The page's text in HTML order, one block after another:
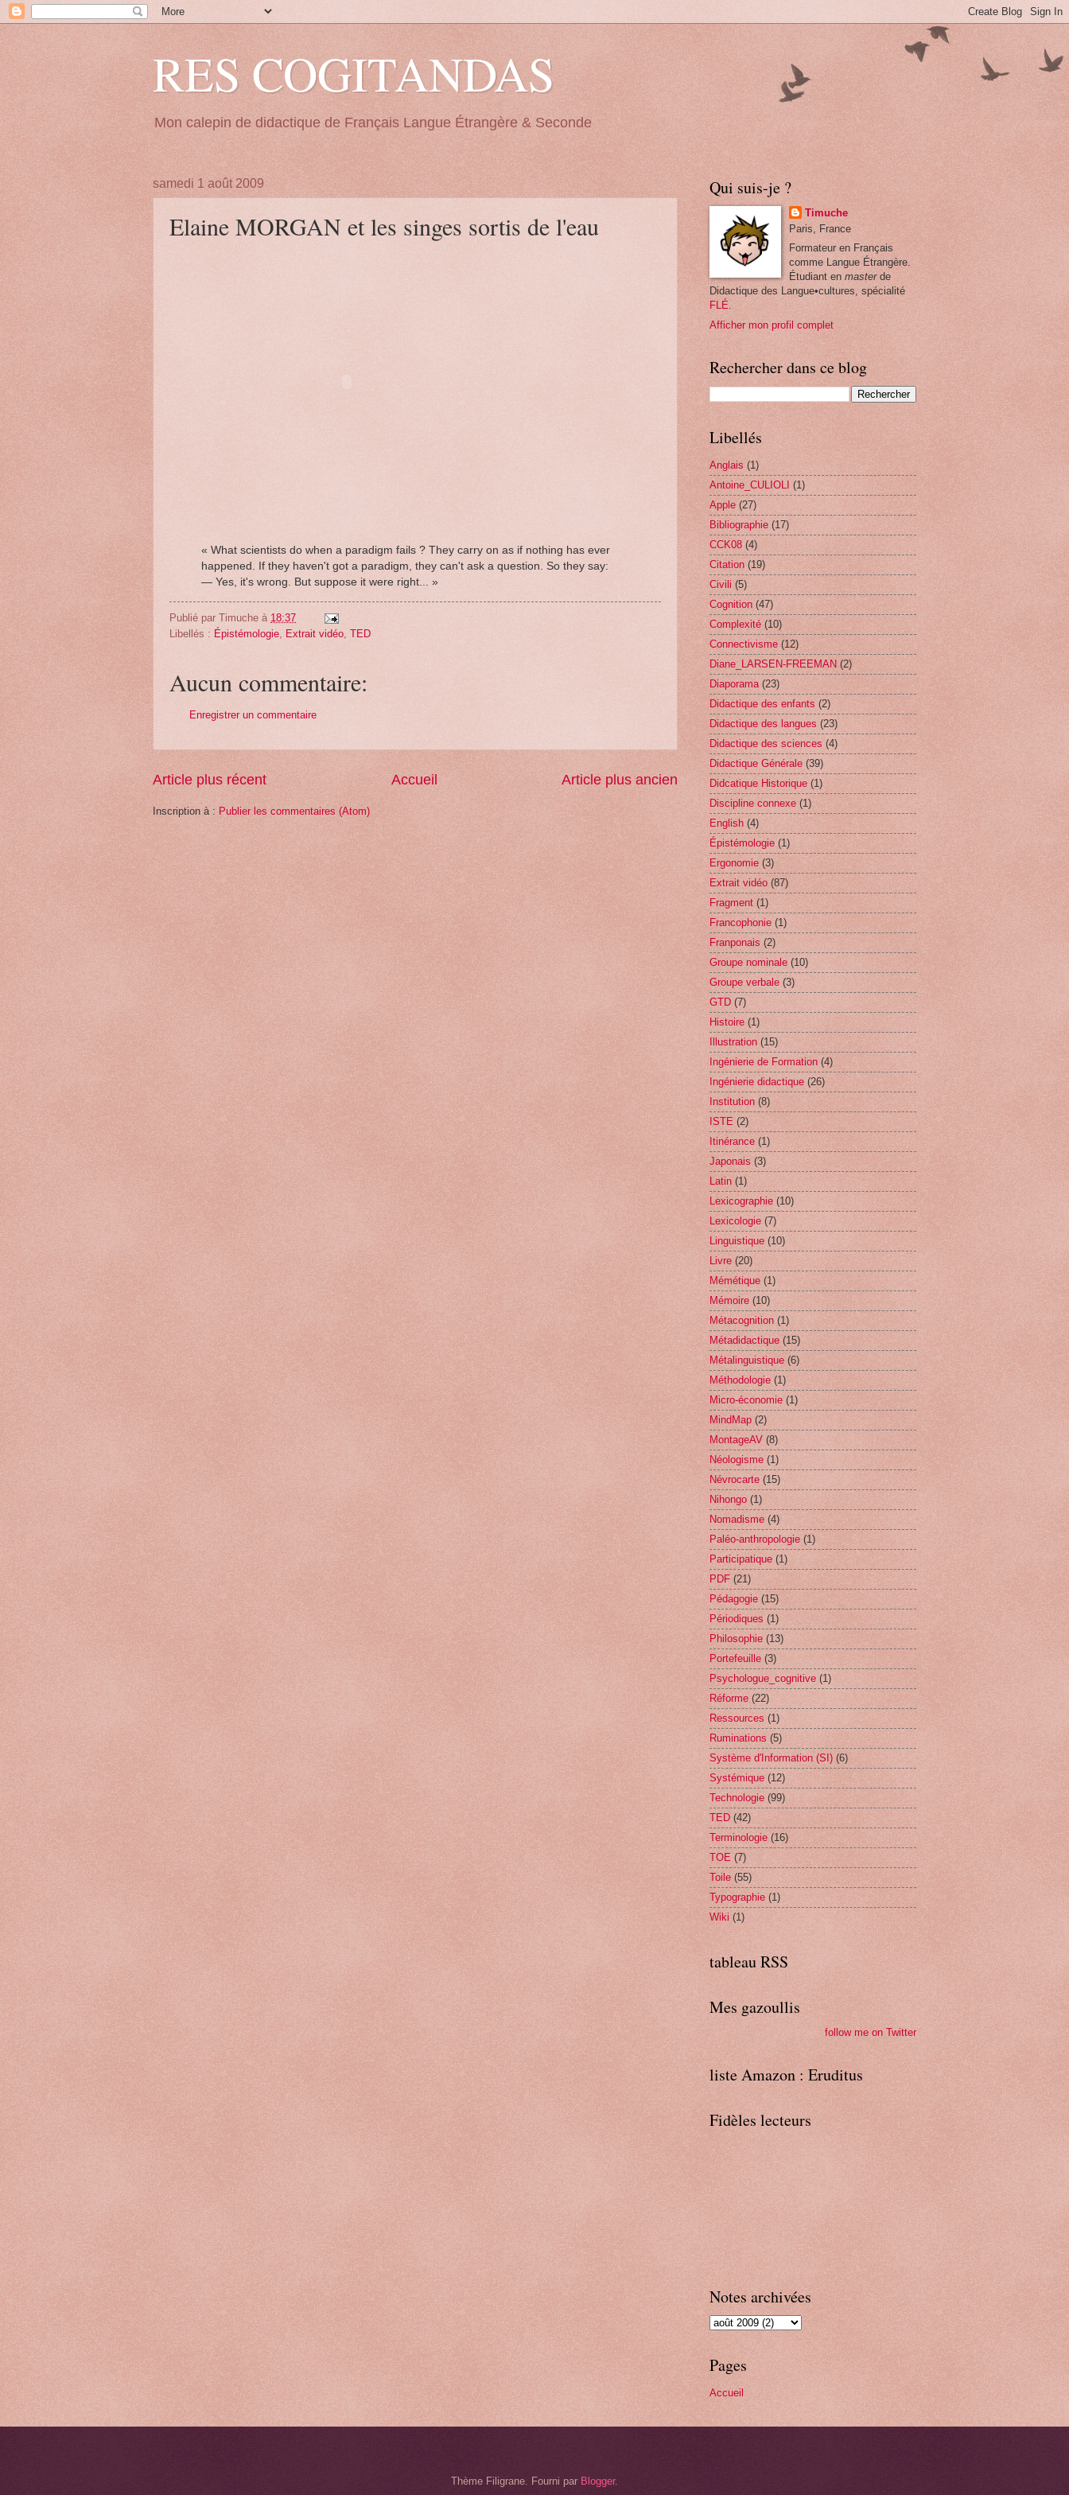
RES COGITANDAS
Mon calepin de didactique de Français Langue Étrangère & Seconde
samedi 1 août 2009
Elaine MORGAN et les singes sortis de l'eau
« What scientists do when a paradigm fails ? They carry on as if nothing has ever
happened. If they haven't got a paradigm, they can't ask a question. So they say:
— Yes, it's wrong. But suppose it were right... »
Publié par Timuche à 18:37
Libellés : Épistémologie Extrait vidéo TED
Aucun commentaire:
Enregistrer un commentaire
Article plus récent Article plus ancien
Accueil
Inscription à : Publier les commentaires (Atom)
Qui suis-je ?
Timuche
Paris, France
Formateur en Français
comme Langue Étrangère.
Étudiant en masterde
Didactique des Langue•cultures, spécialité
FLÉ.
Afficher mon profil complet
Rechercher dans ce blog
Libellés
Anglais (1)
Antoine_CULIOLI (1)
Apple (27)
Bibliographie (17)
CCK08 (4)
Citation (19)
Civili (5)
Cognition (47)
Complexité (10)
Connectivisme (12)
Diane_LARSEN-FREEMAN (2)
Diaporama (23)
Didactique des enfants (2)
Didactique des langues (23)
Didactique des sciences (4)
Didactique Générale (39)
Didcatique Historique (1)
Discipline connexe (1)
English (4)
Épistémologie (1)
Ergonomie (3)
Extrait vidéo (87)
Fragment (1)
Francophonie (1)
Franponais (2)
Groupe nominale (10)
Groupe verbale (3)
GTD (7)
Histoire (1)
Illustration (15)
Ingénierie de Formation (4)
Ingénierie didactique (26)
Institution (8)
ISTE (2)
Itinérance (1)
Japonais (3)
Latin (1)
Lexicographie (10)
Lexicologie (7)
Linguistique (10)
Livre (20)
Mémétique (1)
Mémoire (10)
Métacognition (1)
Métadidactique (15)
Métalinguistique (6)
Méthodologie (1)
Micro-économie (1)
MindMap (2)
MontageAV (8)
Néologisme (1)
Névrocarte (15)
Nihongo (1)
Nomadisme (4)
Paléo-anthropologie (1)
Participatique (1)
PDF (21)
Pédagogie (15)
Périodiques (1)
Philosophie (13)
Portefeuille (3)
Psychologue_cognitive (1)
Réforme (22)
Ressources (1)
Ruminations (5)
Système d'Information (SI) (6)
Systémique (12)
Technologie (99)
TED (42)
Terminologie (16)
TOE (7)
Toile (55)
Typographie (1)
Wiki (1)
tableau RSS
Mes gazoullis
follow me on Twitter
liste Amazon : Eruditus
Fidèles lecteurs
Notes archivées
Pages
Accueil
Thème Filigrane. Fourni par Blogger.